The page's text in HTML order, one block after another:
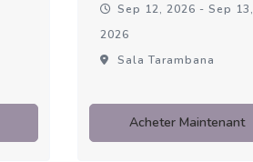
Sep 12, 2026 - Sep 13,
2026
Sala Tarambana
Acheter Maintenant